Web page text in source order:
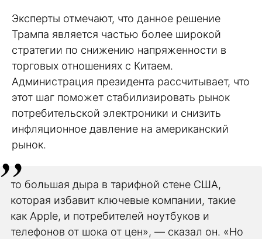
Эксперты отмечают, что данное решение
Трампа является частью более широкой
стратегии по снижению напряженности в
торговых отношениях с Китаем.
Администрация президента рассчитывает, что
этот шаг поможет стабилизировать рынок
потребительской электроники и снизить
инфляционное давление на американский
рынок.
то большая дыра в тарифной стене США,
которая избавит ключевые компании, такие
как Apple, и потребителей ноутбуков и
телефонов от шока от цен», — сказал он. «Но